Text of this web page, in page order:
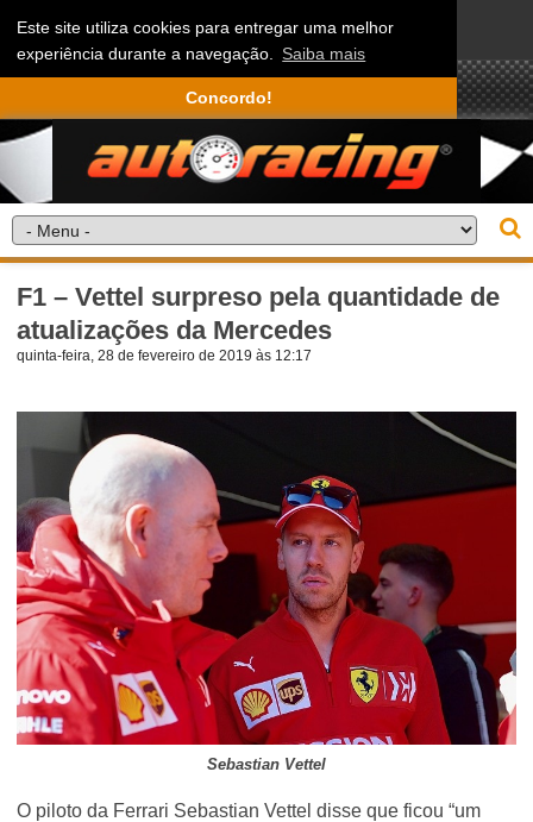
Este site utiliza cookies para entregar uma melhor
experiência durante a navegação. Saiba mais
Concordo!
F1 – Vettel surpreso pela quantidade de
atualizações da Mercedes
quinta-feira, 28 de fevereiro de 2019 às 12:17
Sebastian Vettel
O piloto da Ferrari Sebastian Vettel disse que ficou “um